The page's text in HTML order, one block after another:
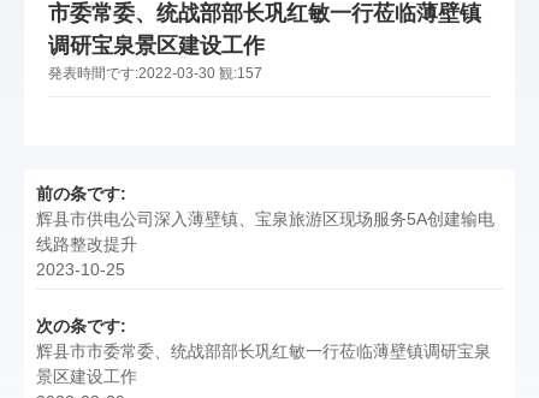
市委常委、统战部部长巩红敏一行莅临薄壁镇
调研宝泉景区建设工作
発表時間です:2022-03-30 観:157
前の条です:
辉县市供电公司深入薄壁镇、宝泉旅游区现场服务5A创建输电
线路整改提升
2023-10-25
次の条です:
辉县市市委常委、统战部部长巩红敏一行莅临薄壁镇调研宝泉
景区建设工作